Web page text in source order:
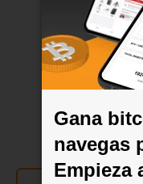
Gana
navegas
Empieza